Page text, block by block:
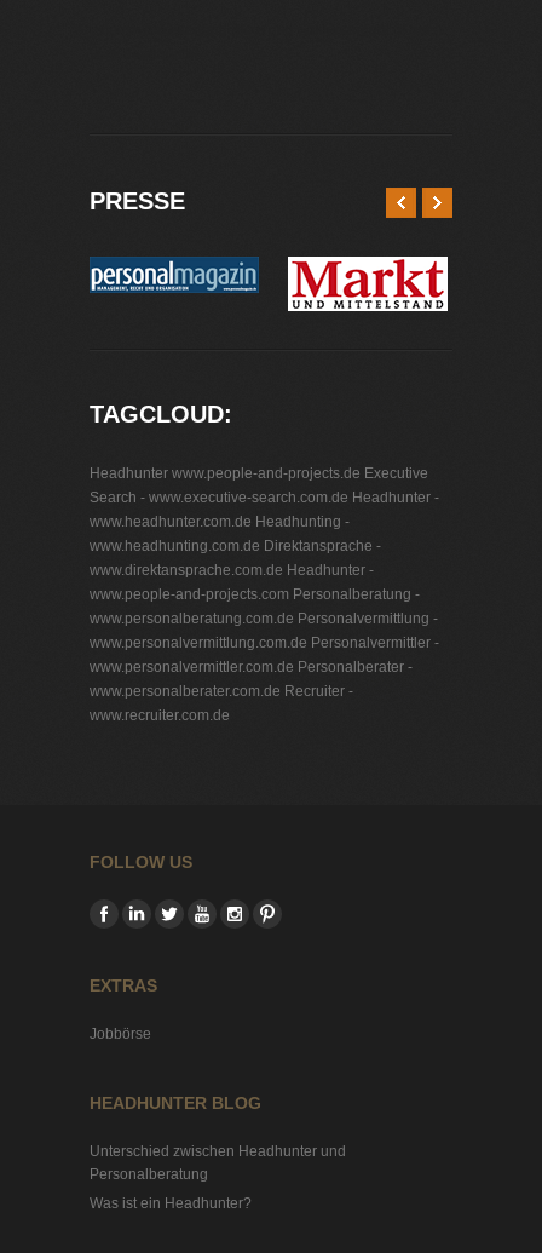
PRESSE
TAGCLOUD:
Headhunter www.people-and-projects.de Executive
Search - www.executive-search.com.de Headhunter -
www.headhunter.com.de Headhunting -
www.headhunting.com.de Direktansprache -
www.direktansprache.com.de Headhunter -
www.people-and-projects.com Personalberatung -
www.personalberatung.com.de Personalvermittlung -
www.personalvermittlung.com.de Personalvermittler -
www.personalvermittler.com.de Personalberater -
www.personalberater.com.de Recruiter -
www.recruiter.com.de
FOLLOW US
EXTRAS
Jobbörse
HEADHUNTER BLOG
Unterschied zwischen Headhunter und
Personalberatung
Was ist ein Headhunter?